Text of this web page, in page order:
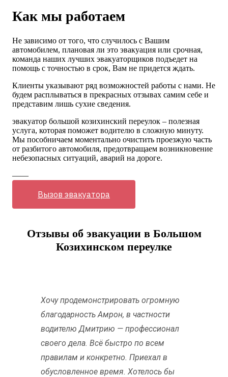
Как мы работаем
Не зависимо от того, что случилось с Вашим
автомобилем, плановая ли это эвакуация или срочная,
команда наших лучших эвакуаторщиков подъедет на
помощь с точностью в срок, Вам не придется ждать.
Клиенты указывают ряд возможностей работы с нами. Не
будем расплываться в прекрасных отзывах самим себе и
представим лишь сухие сведения.
эвакуатор большой козихинский переулок – полезная
услуга, которая поможет водителю в сложную минуту.
Мы пособничаем моментально очистить проезжую часть
от разбитого автомобиля, предотвращаем возникновение
небезопасных ситуаций, аварий на дороге.
——
Вызов эвакуатора
Отзывы об эвакуации в Большом
Козихинском переулке
Хочу продемонстрировать огромную
благодарность Амрон, в частности
водителю Дмитрию — профессионал
своего дела. Всё быстро по всем
правилам и конкретно. Приехал в
обусловленное время. Хотелось бы